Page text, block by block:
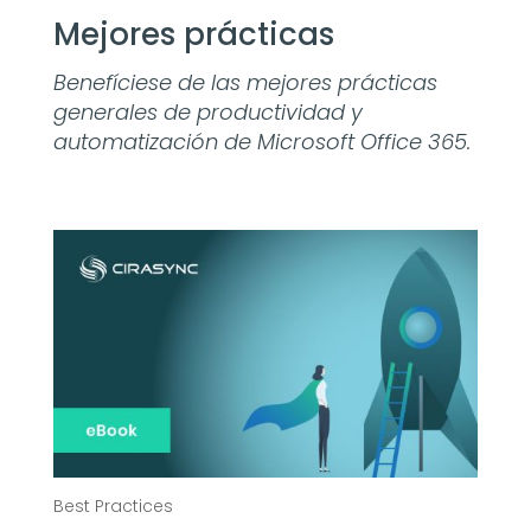
Mejores prácticas
Benefíciese de las mejores prácticas
generales de productividad y
automatización de Microsoft Office 365.